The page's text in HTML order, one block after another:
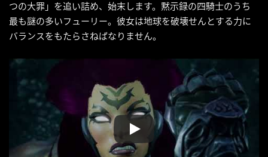
つの大罪」を追い詰め、始末します。黙示録の四騎士のうち
最も謎の多いフューリー。彼女は地球を破壊せんとする力に
バランスをもたらさねばなりません。